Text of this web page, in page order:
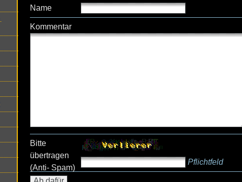
Name
Kommentar
Bitte
übertragen
(Anti- Spam)
Pflichtfeld